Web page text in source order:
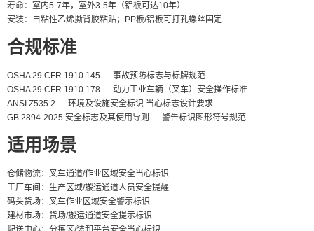
寿命：室内5-7年，室外3-5年（铝板可达10年）
安装：自粘性乙烯撕背胶粘贴；PP板/铝板可打孔螺丝固定
合规标准
OSHA 29 CFR 1910.145 — 事故预防标志与标牌规范
OSHA 29 CFR 1910.178 — 动力工业车辆（叉车）安全操作标准
ANSI Z535.2 — 环境及设施安全标识 当心标志设计要求
GB 2894-2025 安全标志及其使用导则 — 警告标识图形符号规范
适用场景
仓储物流：叉车通道/作业区域安全当心标识
工厂车间：生产区域/搬运通道人员安全提醒
码头货场：叉车作业区域安全警示标识
建材市场：货场/搬运通道安全提示标识